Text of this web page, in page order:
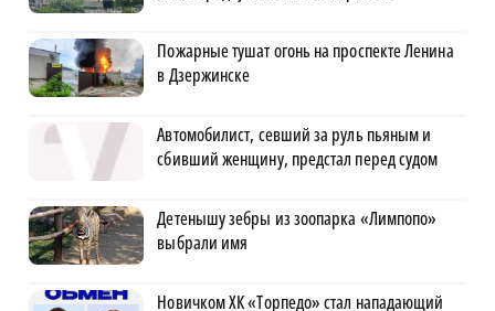
Пожарные тушат огонь на проспекте Ленина
в Дзержинске
Автомобилист, севший за руль пьяным и
сбивший женщину, предстал перед судом
Детенышу зебры из зоопарка «Лимпопо»
выбрали имя
Новичком ХК «Торпедо» стал нападающий